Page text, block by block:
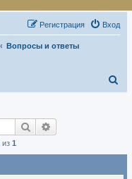
Вход
Регистрация
Вопросы и ответы
Поиск
из 1